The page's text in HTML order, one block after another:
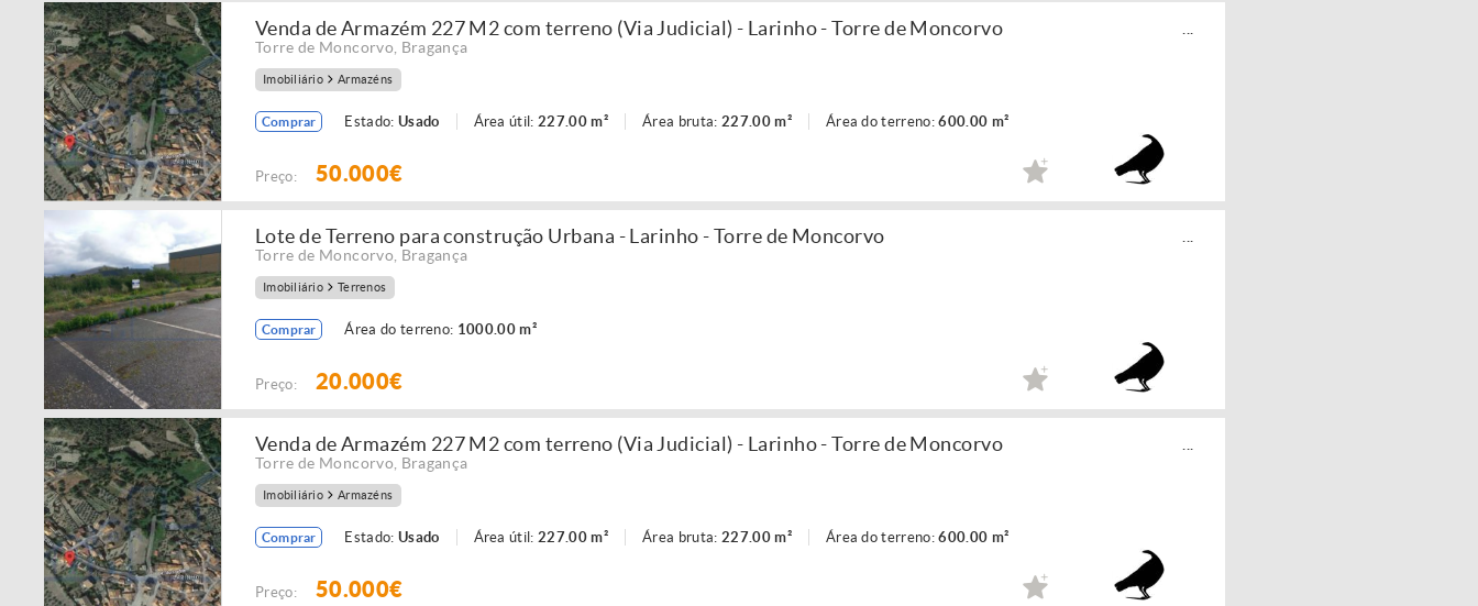
Venda de Armazém 227 M2 com terreno (Via Judicial) - Larinho - Torre de Moncorvo
Torre de Moncorvo Bragança
Imobiliário Armazéns
Comprar Estado: Usado Área útil:227.00 m² Área bruta: 227.00 m² Área do terreno:600.00 m²
Preço: 50.000€
Lote de Terreno para construção Urbana - Larinho - Torre de Moncorvo
Torre de Moncorvo Bragança
Imobiliário Terrenos
Comprar Área do terreno: 1000.00 m²
Preço: 20.000€
Venda de Armazém 227 M2 com terreno (Via Judicial) - Larinho - Torre de Moncorvo
Torre de Moncorvo Bragança
Imobiliário Armazéns
Comprar Estado: Usado Área útil:227.00 m² Área bruta: 227.00 m² Área do terreno:600.00 m²
Preço: 50.000€